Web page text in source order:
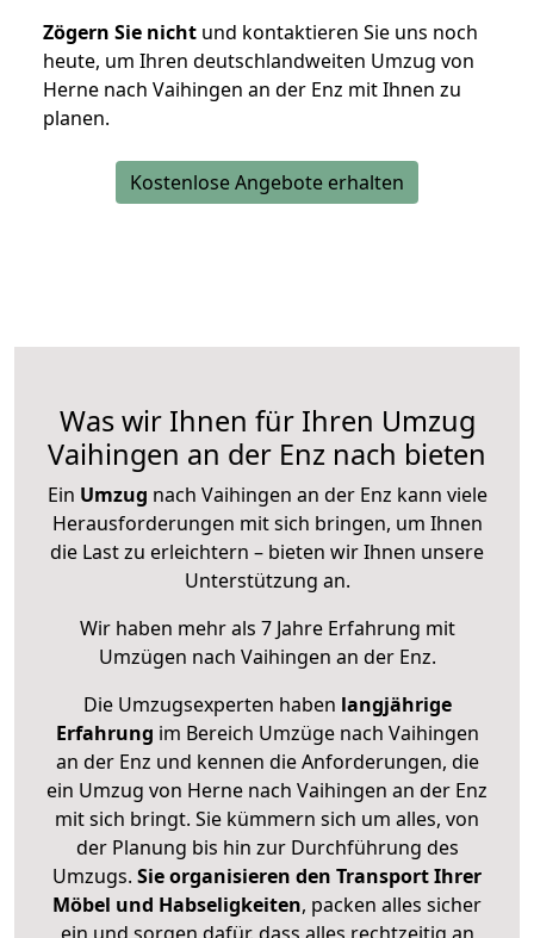
Zögern Sie nicht und kontaktieren Sie uns noch
heute, um Ihren deutschlandweiten Umzug von
Herne nach Vaihingen an der Enz mit Ihnen zu
planen.
Kostenlose Angebote erhalten
Was wir Ihnen für Ihren Umzug
Vaihingen an der Enz nach bieten
Ein Umzug nach Vaihingen an der Enz kann viele
Herausforderungen mit sich bringen, um Ihnen
die Last zu erleichtern – bieten wir Ihnen unsere
Unterstützung an.
Wir haben mehr als 7 Jahre Erfahrung mit
Umzügen nach Vaihingen an der Enz.
Die Umzugsexperten haben langjährige
Erfahrung im Bereich Umzüge nach Vaihingen
an der Enz und kennen die Anforderungen, die
ein Umzug von Herne nach Vaihingen an der Enz
mit sich bringt. Sie kümmern sich um alles, von
der Planung bis hin zur Durchführung des
Umzugs. Sie organisieren den Transport Ihrer
Möbel und Habseligkeiten, packen alles sicher